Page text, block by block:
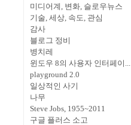
미디어계, 변화, 슬로우뉴스
기술, 세상, 속도, 관심
감사
블로그 정비
병치레
윈도우 8의 사용자 인터페이...
playground 2.0
일상적인 사기
나무
Steve Jobs, 1955~2011
구글 플러스 소고